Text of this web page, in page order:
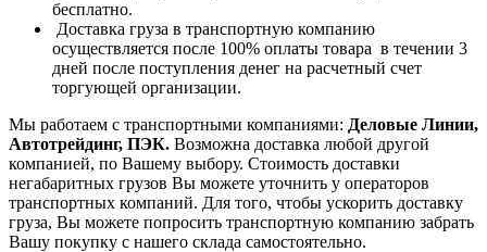
бесплатно.
Доставка груза в транспортную компанию
осуществляется после 100% оплаты товара в течении 3
дней после поступления денег на расчетный счет
торгующей организации.
Мы работаем с транспортными компаниями: Деловые Линии,
Автотрейдинг, ПЭК. Возможна доставка любой другой
компанией, по Вашему выбору. Стоимость доставки
негабаритных грузов Вы можете уточнить у операторов
транспортных компаний. Для того, чтобы ускорить доставку
груза, Вы можете попросить транспортную компанию забрать
Вашу покупку с нашего склада самостоятельно.